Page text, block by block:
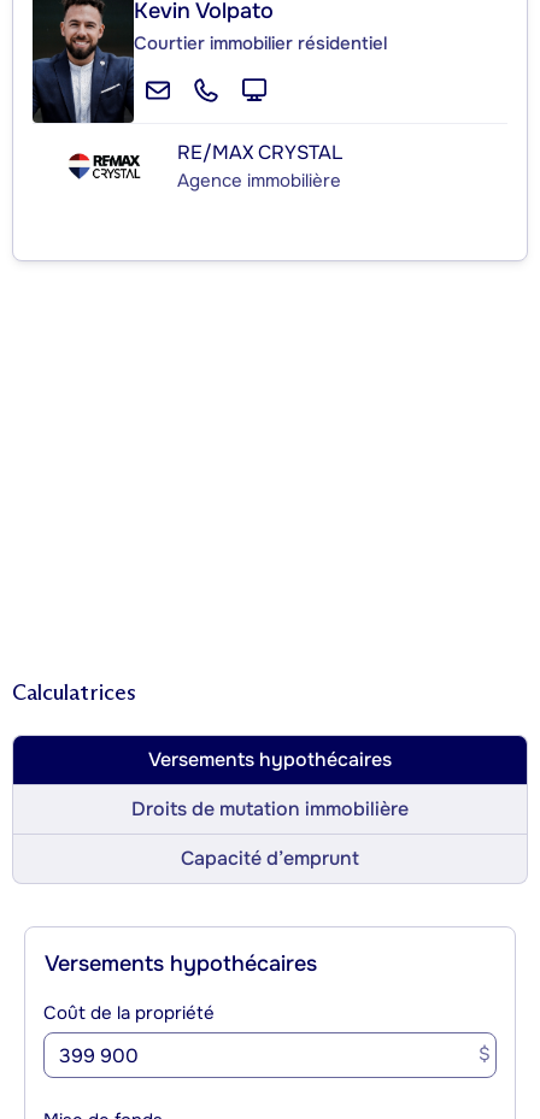
Kevin Volpato
Courtier immobilier résidentiel
RE/MAX CRYSTAL
Agence immobilière
Calculatrices
Versements hypothécaires
Droits de mutation immobilière
Capacité d’emprunt
Versements hypothécaires
Coût de la propriété
$